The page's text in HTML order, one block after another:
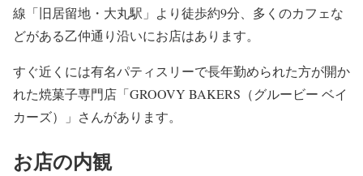
線「旧居留地・大丸駅」より徒歩約9分、多くのカフェな
どがある乙仲通り沿いにお店はあります。
すぐ近くには有名パティスリーで長年勤められた方が開か
れた焼菓子専門店「GROOVY BAKERS（グルービー ベイ
カーズ）」さんがあります。
お店の内観